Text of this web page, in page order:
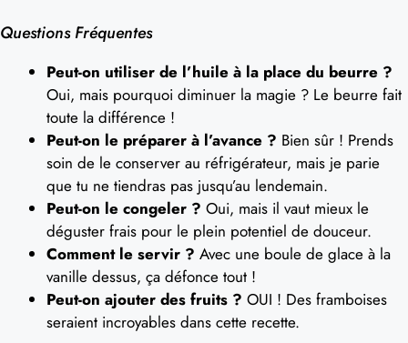
Questions Fréquentes
Peut-on utiliser de l’huile à la place du beurre ?
Oui, mais pourquoi diminuer la magie ? Le beurre fait
toute la différence !
Peut-on le préparer à l’avance ? Bien sûr ! Prends
soin de le conserver au réfrigérateur, mais je parie
que tu ne tiendras pas jusqu’au lendemain.
Peut-on le congeler ? Oui, mais il vaut mieux le
déguster frais pour le plein potentiel de douceur.
Comment le servir ? Avec une boule de glace à la
vanille dessus, ça défonce tout !
Peut-on ajouter des fruits ? OUI ! Des framboises
seraient incroyables dans cette recette.